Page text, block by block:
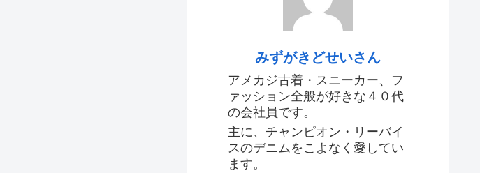
みずがきどせいさん
アメカジ古着・スニーカー、フ
ァッション全般が好きな４０代
の会社員です。
主に、チャンピオン・リーバイ
スのデニムをこよなく愛してい
ます。